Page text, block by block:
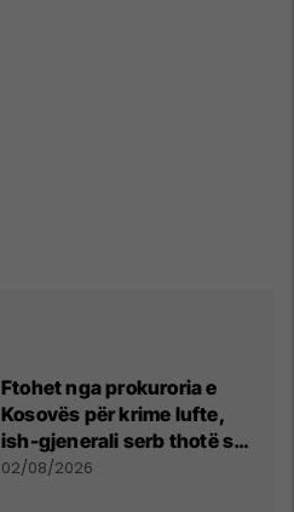
Ftohet nga prokuroria e
Kosovës për krime lufte,
ish-gjenerali serb thotë se
dikush e tradhtoi në
02/08/2026